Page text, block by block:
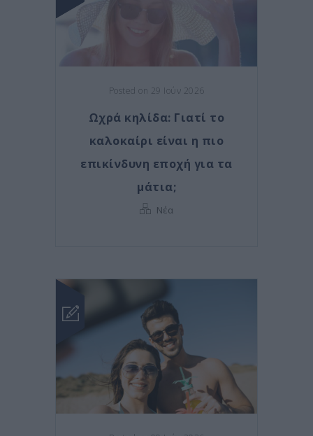
Posted on 29 Ιούν 2026
Ωχρά κηλίδα: Γιατί το
καλοκαίρι είναι η πιο
επικίνδυνη εποχή για τα
μάτια;
Νέα